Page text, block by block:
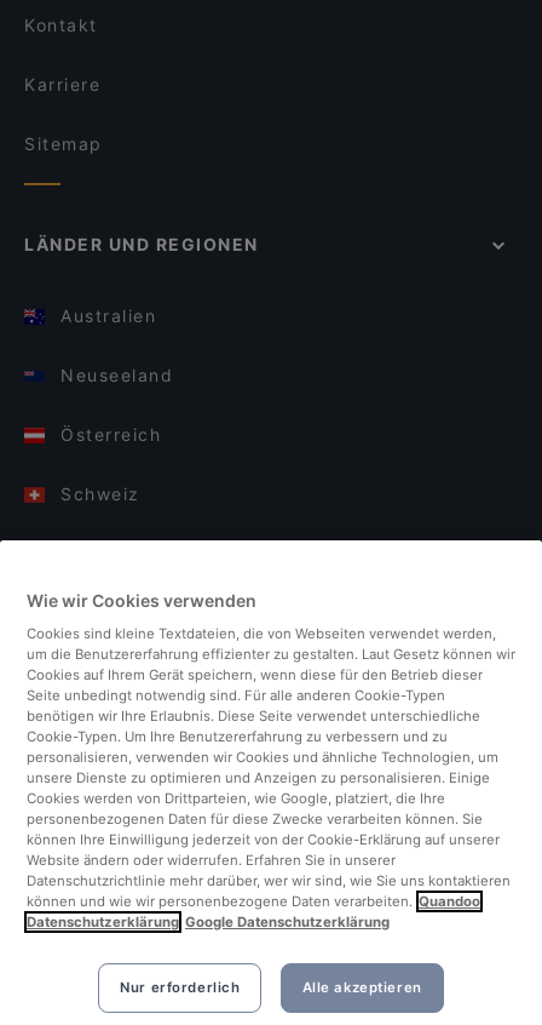
Kontakt
Karriere
Sitemap
LÄNDER UND REGIONEN
Australien
Neuseeland
Österreich
Schweiz
Italien
Finnland
Vereinigtes Königreich
Türkei
Niederlande
Singapur
Wie wir Cookies verwenden
Cookies sind kleine Textdateien, die von Webseiten verwendet werden,
um die Benutzererfahrung effizienter zu gestalten. Laut Gesetz können wir
Cookies auf Ihrem Gerät speichern, wenn diese für den Betrieb dieser
Seite unbedingt notwendig sind. Für alle anderen Cookie-Typen
benötigen wir Ihre Erlaubnis. Diese Seite verwendet unterschiedliche
Cookie-Typen. Um Ihre Benutzererfahrung zu verbessern und zu
personalisieren, verwenden wir Cookies und ähnliche Technologien, um
unsere Dienste zu optimieren und Anzeigen zu personalisieren. Einige
Cookies werden von Drittparteien, wie Google, platziert, die Ihre
personenbezogenen Daten für diese Zwecke verarbeiten können. Sie
können Ihre Einwilligung jederzeit von der Cookie-Erklärung auf unserer
Website ändern oder widerrufen. Erfahren Sie in unserer
Datenschutzrichtlinie mehr darüber, wer wir sind, wie Sie uns kontaktieren
können und wie wir personenbezogene Daten verarbeiten. Quandoo
Datenschutzerklärung Google Datenschutzerklärung
Nur erforderlich Alle akzeptieren